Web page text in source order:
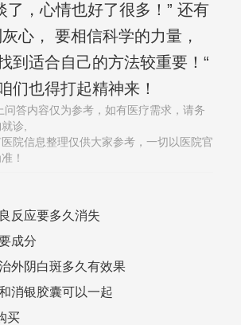
了，心情也好了很多！” 还有
心， 要相信科学的力量，
到适合自己的方法较重要！“
们也得打起精神来！
问答内容仅为参考，如有医疗需求，请务
诊,
院信息整理仅供大家参考，一切以医院官
！
反应要多久消失
成分
外阴白斑多久有效果
消银胶囊可以一起
买